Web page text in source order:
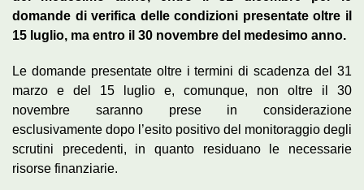
domande di verifica delle condizioni presentate oltre il
15 luglio, ma entro il 30 novembre del medesimo anno.
Le domande presentate oltre i termini di scadenza del 31
marzo e del 15 luglio e, comunque, non oltre il 30
novembre saranno prese in considerazione
esclusivamente dopo l’esito positivo del monitoraggio degli
scrutini precedenti, in quanto residuano le necessarie
risorse finanziarie.